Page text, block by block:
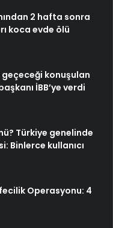
2 hafta sonra
koca evde ölü
geçeceği konuşulan
İBB’ye verdi
Türkiye genelinde
Binlerce kullanıcı
Operasyonu: 4